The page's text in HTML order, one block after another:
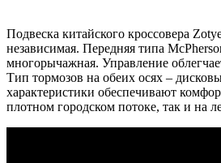
Подвеска китайского кроссовера
независимая. Передняя типа
многорычажная. Управление
Тип тормозов на обеих осях –
характеристики обеспечивают
плотном городском потоке, так и на